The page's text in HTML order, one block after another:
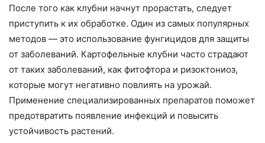
После того как клубни начнут прорастать, следует
приступить к их обработке. Один из самых популярных
методов — это использование фунгицидов для защиты
от заболеваний. Картофельные клубни часто страдают
от таких заболеваний, как фитофтора и ризоктониоз,
которые могут негативно повлиять на урожай.
Применение специализированных препаратов поможет
предотвратить появление инфекций и повысить
устойчивость растений.